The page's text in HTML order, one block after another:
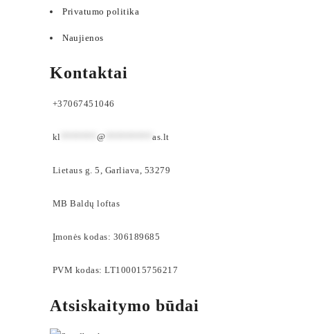
Privatumo politika
Naujienos
Kontaktai
+37067451046
kl @ as.lt
Lietaus g. 5, Garliava, 53279
MB Baldų loftas
Įmonės kodas: 306189685
PVM kodas: LT100015756217
Atsiskaitymo būdai